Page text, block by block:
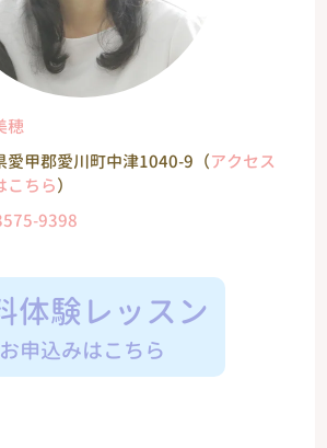
穂
愛甲郡愛川町中津1040-9（アクセス
こちら）
9398
体験レッスン
お申込みはこちら